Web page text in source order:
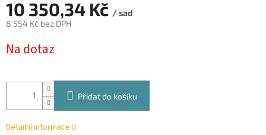
10 350,34 Kč / sad
8 554 Kč bez DPH
cena:
Na dotaz
Přidat do košíku
Detailní informace